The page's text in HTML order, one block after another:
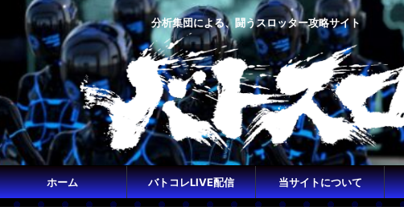
分析集団による、闘うスロッター攻略サイト
ホーム バトコレLIVE配信 当サイトについて